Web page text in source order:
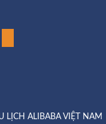
LỊCH ALIBABA VIỆT NAM